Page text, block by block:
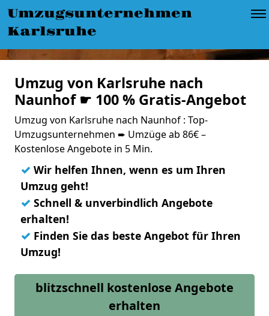
Umzugsunternehmen
Karlsruhe
Umzug von Karlsruhe nach
Naunhof ☛ 100 % Gratis-Angebot
Umzug von Karlsruhe nach Naunhof : Top-
Umzugsunternehmen ➨ Umzüge ab 86€ –
Kostenlose Angebote in 5 Min.
✓ Wir helfen Ihnen, wenn es um Ihren
Umzug geht!
✓ Schnell & unverbindlich Angebote
erhalten!
✓ Finden Sie das beste Angebot für Ihren
Umzug!
blitzschnell kostenlose Angebote
erhalten